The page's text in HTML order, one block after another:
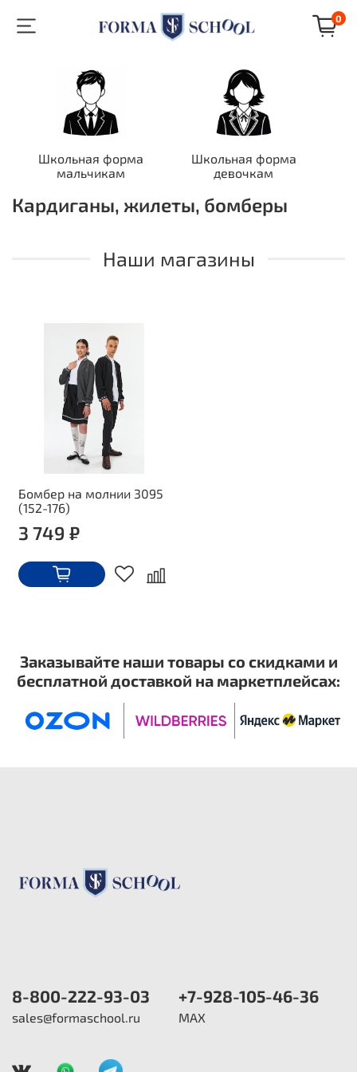
0
Школьная форма
мальчикам
Школьная форма
девочкам
Кардиганы, жилеты, бомберы
Наши магазины
Бомбер на молнии 3095
(152-176)
3 749 ₽
Заказывайте наши товары со скидками и
бесплатной доставкой на маркетплейсах:
8-800-222-93-03
sales@formaschool.ru
+7-928-105-46-36
MAX